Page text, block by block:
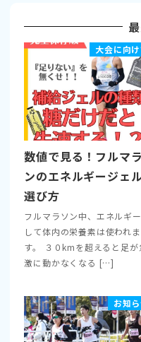
大会に向
数値で見る！フルマ
ンのエネルギージェ
選び方
フルマラソン中、エネルギ
して体内の栄養素は使われま
す。 ３０kmを超えると足が
激に動かなくなる […]
お知